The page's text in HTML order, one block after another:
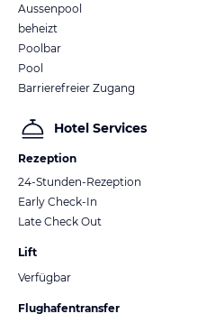
Aussenpool
beheizt
Poolbar
Pool
Barrierefreier Zugang
Hotel Services
Rezeption
24-Stunden-Rezeption
Early Check-In
Late Check Out
Lift
Verfügbar
Flughafentransfer